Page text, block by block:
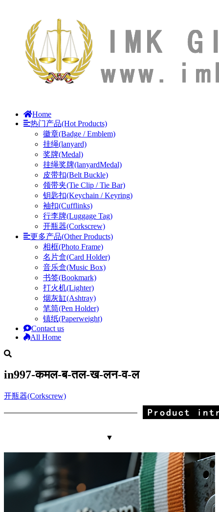
Home
热门产品(Hot Products)
徽章(Badge / Emblem)
挂绳(lanyard)
奖牌(Medal)
挂绳奖牌(lanyardMedal)
皮带扣(Belt Buckle)
领带夹(Tie Clip / Tie Bar)
钥匙扣(Keychain / Keyring)
袖扣(Cufflinks)
行李牌(Luggage Tag)
开瓶器(Corkscrew)
更多产品(Other Products)
相框(Photo Frame)
名片盒(Card Holder)
音乐盒(Music Box)
书签(Bookmark)
打火机(Lighter)
烟灰缸(Ashtray)
笔筒(Pen Holder)
镇纸(Paperweight)
Contact us
All Home
in997-कमल-ब-तल-ख-लन-व-ल
开瓶器(Corkscrew)
▼